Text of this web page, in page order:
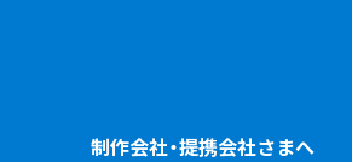
制作会社・提携会社さまへ